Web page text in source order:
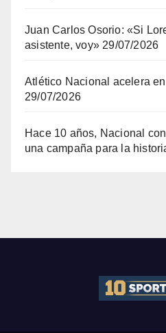
Juan Carlos Osorio: «Si
asistente, voy» 29/07/2026
Atlético Nacional acelera
29/07/2026
Hace 10 años, Nacional
una campaña para la